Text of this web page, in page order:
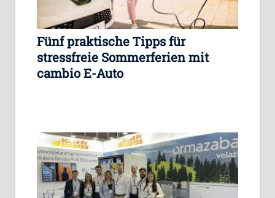
Fünf praktische Tipps für
stressfreie Sommerferien mit
cambio E-Auto